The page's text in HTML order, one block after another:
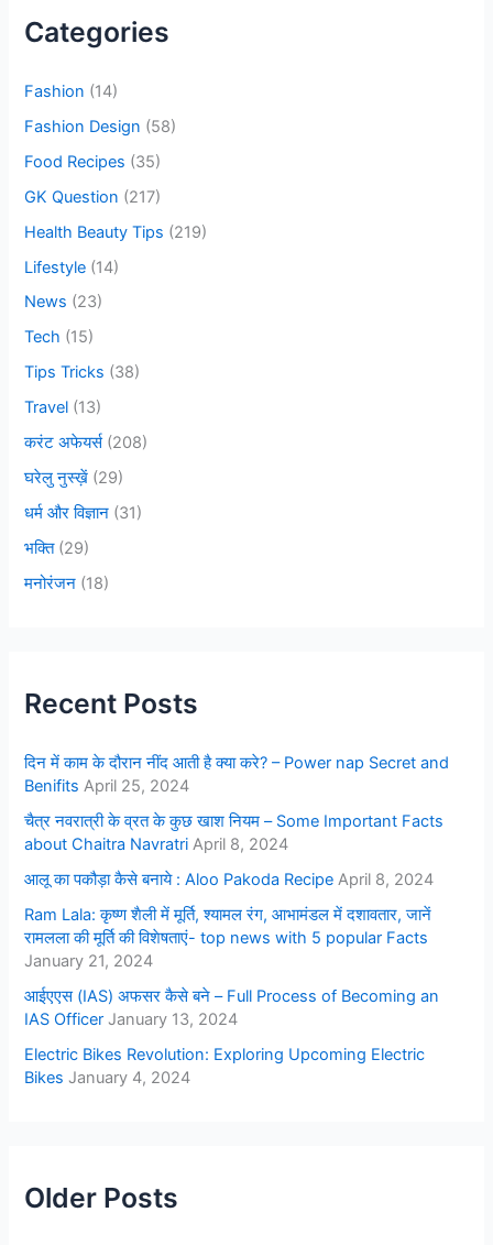
h
r
:
Categories
Fashion (14)
Fashion Design (58)
Food Recipes (35)
GK Question (217)
Health Beauty Tips (219)
Lifestyle (14)
News (23)
Tech (15)
Tips Tricks (38)
Travel (13)
करंट अफेयर्स(208)
घरेलु नुस्ख़ें (29)
धर्म और विज्ञान (31)
भक्ति(29)
मनोरंजन (18)
Recent Posts
दिन में काम के दौरान नींद आती है क्या करे? – Power nap Secret and
Benifits April 25, 2024
चैत्र नवरात्री के व्रत के कुछ खाश नियम – Some Important Facts
about Chaitra Navratri April 8, 2024
आलू का पकौड़ा कैसे बनाये : Aloo Pakoda Recipe April 8, 2024
Ram Lala: कृष्ण शैली में मूर्ति, श्यामल रंग, आभामंडल में दशावतार, जानें
रामलला की मूर्ति की विशेषताएं- top news with 5 popular Facts
January 21, 2024
आईएएस (IAS) अफसर कैसे बने – Full Process of Becoming an
IAS Officer January 13, 2024
Electric Bikes Revolution: Exploring Upcoming Electric
Bikes January 4, 2024
Older Posts